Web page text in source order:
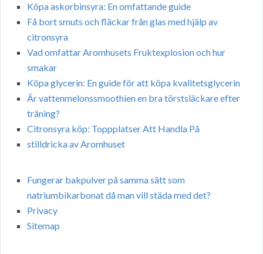
Köpa askorbinsyra: En omfattande guide
Få bort smuts och fläckar från glas med hjälp av
citronsyra
Vad omfattar Aromhusets Fruktexplosion och hur
smakar
Köpa glycerin: En guide för att köpa kvalitetsglycerin
Är vattenmelonssmoothien en bra törstsläckare efter
träning?
Citronsyra köp: Toppplatser Att Handla På
stilldricka av Aromhuset
Fungerar bakpulver på samma sätt som
natriumbikarbonat då man vill städa med det?
Privacy
Sitemap